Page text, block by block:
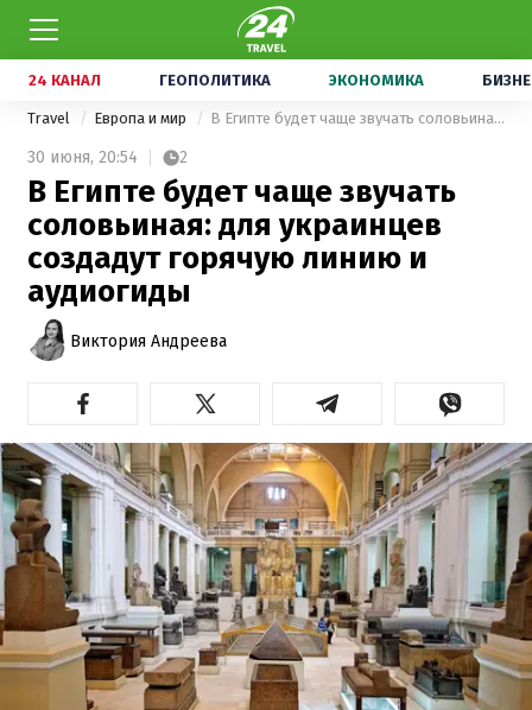
24 КАНАЛ ГЕОПОЛИТИКА ЭКОНОМИКА
Travel Европа и мир В Египте будет чаще звучать соловьиная: для украинцев создадут горячую линию и аудиогиды
30 июня, 20:54 2
В Египте будет чаще звучать
соловьиная: для украинцев
создадут горячую линию и
аудиогиды
Виктория Андреева